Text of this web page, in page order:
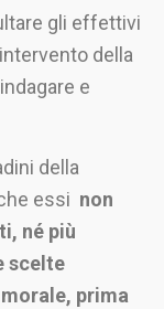
gli effettivi
della
e
della
essi non
né più
scelte
prima